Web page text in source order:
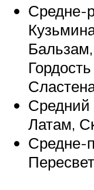
Средне-
Бальзам,
Средний
Латам,
Средне-